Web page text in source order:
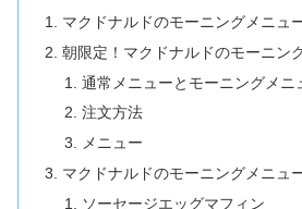
マクドナルドのモーニングメニュ
朝限定！マクドナルドのモーニン
通常メニューとモーニングメニ
注文方法
メニュー
マクドナルドのモーニングメニュ
ソーセージエッグマフィン